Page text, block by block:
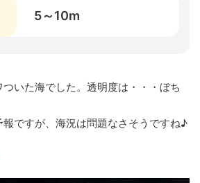
5～10m
いた海でした。透明度は・・・ぼち
ですが、海況は問題なさそうですね♪